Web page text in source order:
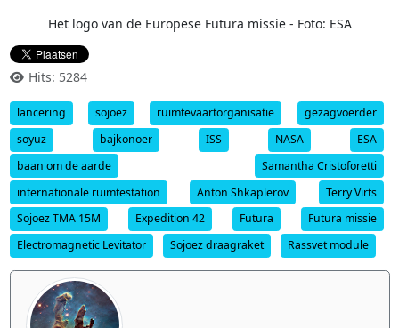
Het logo van de Europese Futura missie - Foto: ESA
Hits: 5284
lancering sojoez ruimtevaartorganisatie
gezagvoerder
soyuz
bajkonoer ISS NASA
ESA
baan om de aarde
Samantha Cristoforetti
internationale ruimtestation
Anton Shkaplerov
Terry Virts
Sojoez TMA 15M
Expedition 42 Futura
Futura missie
Electromagnetic Levitator
Sojoez draagraket Rassvet module